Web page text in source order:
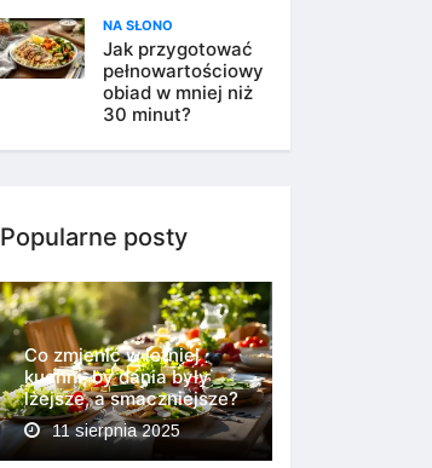
NA SŁONO
Jak przygotować
pełnowartościowy
obiad w mniej niż
30 minut?
Popularne posty
Co zmienić w letniej
kuchni, by dania były
lżejsze, a smaczniejsze?
11 sierpnia 2025